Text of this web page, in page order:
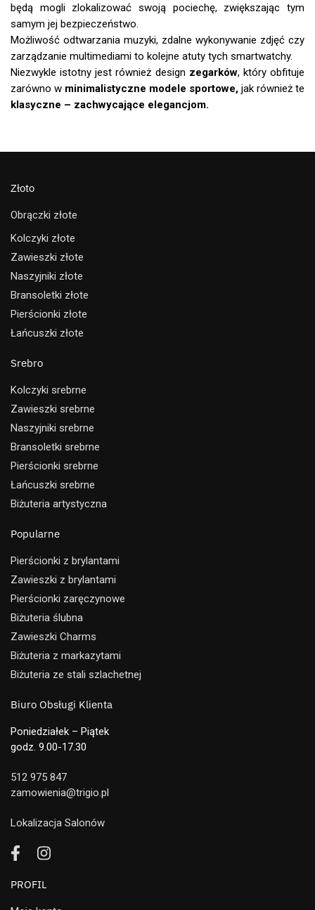
będą mogli zlokalizować swoją pociechę, zwiększając tym
samym jej bezpieczeństwo.
Możliwość odtwarzania muzyki, zdalne wykonywanie zdjęć czy
zarządzanie multimediami to kolejne atuty tych smartwatchy.
Niezwykle istotny jest również design zegarków, który obfituje
zarówno w minimalistyczne modele sportowe, jak również te
klasyczne – zachwycające elegancjom.
Złoto
Obrączki złote
Kolczyki złote
Zawieszki złote
Naszyjniki złote
Bransoletki złote
Pierścionki złote
Łańcuszki złote
Srebro
Kolczyki srebrne
Zawieszki srebrne
Naszyjniki srebrne
Bransoletki srebrne
Pierścionki srebrne
Łańcuszki srebrne
Biżuteria artystyczna
Popularne
Pierścionki z brylantami
Zawieszki z brylantami
Pierścionki zaręczynowe
Biżuteria ślubna
Zawieszki Charms
Biżuteria z markazytami
Biżuteria ze stali szlachetnej
Biuro Obsługi Klienta
Poniedziałek – Piątek
godz. 9.00-17.30
512 975 847
zamowienia@trigio.pl
Lokalizacja Salonów
PROFIL